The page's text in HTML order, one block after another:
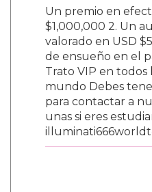
Un premio en
$1,000,000 2. Un
valorado en USD
de ensueño en el
Trato VIP en todos
mundo Debes
para contactar a
unas si eres